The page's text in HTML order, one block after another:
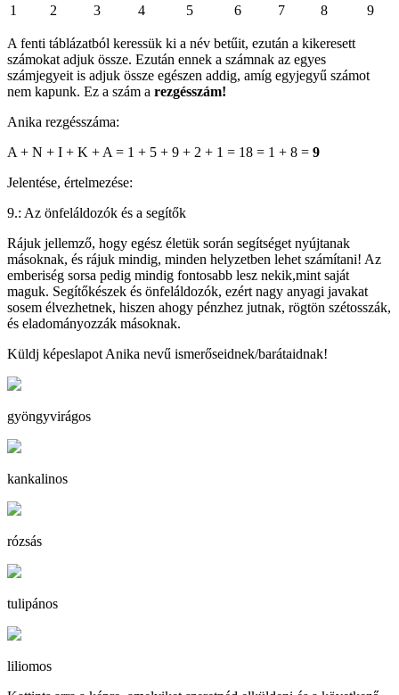
1
2 3 4 5 6 7 8 9
A fenti táblázatból keressük ki a név betűit, ezután a kikeresett
számokat adjuk össze. Ezután ennek a számnak az egyes
számjegyeit is adjuk össze egészen addig, amíg egyjegyű számot
nem kapunk. Ez a szám a rezgésszám!
Anika rezgésszáma:
A + N + I + K + A = 1 + 5 + 9 + 2 + 1 = 18 = 1 + 8 = 9
Jelentése, értelmezése:
9.: Az önfeláldozók és a segítők
Rájuk jellemző, hogy egész életük során segítséget nyújtanak
másoknak, és rájuk mindig, minden helyzetben lehet számítani! Az
emberiség sorsa pedig mindig fontosabb lesz nekik,mint saját
maguk. Segítőkészek és önfeláldozók, ezért nagy anyagi javakat
sosem élvezhetnek, hiszen ahogy pénzhez jutnak, rögtön szétosszák,
és eladományozzák másoknak.
Küldj képeslapot Anika nevű ismerőseidnek/barátaidnak!
gyöngyvirágos
kankalinos
rózsás
tulipános
liliomos